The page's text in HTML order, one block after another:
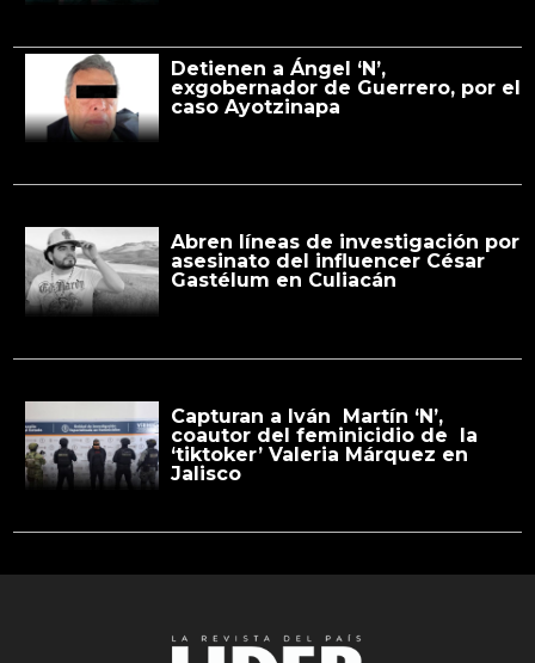
Detienen a Ángel ‘N’,
exgobernador de Guerrero, por el
caso Ayotzinapa
Abren líneas de investigación por
asesinato del influencer César
Gastélum en Culiacán
Capturan a Iván Martín ‘N’,
coautor del feminicidio de la
‘tiktoker’ Valeria Márquez en
Jalisco